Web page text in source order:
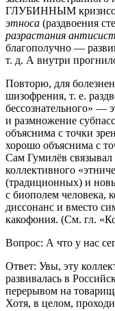
ГЛУБИННЫМ
этноса (раздвоения
разрастания
благополучно —
т. д. А внутри
Повторю, для
шизофрения, т. е.
бессознательного» —
и размножение
объяснима с точки
хорошо объяснима с
Сам Гумилёв связывал
коллективного
(традиционных) и
с биополем человека,
диссонанс и вместо
какофония. (См. гл.
Вопрос: А что у нас
Ответ: Увы, эту
развивалась в
перерывом на
Хотя, в целом,